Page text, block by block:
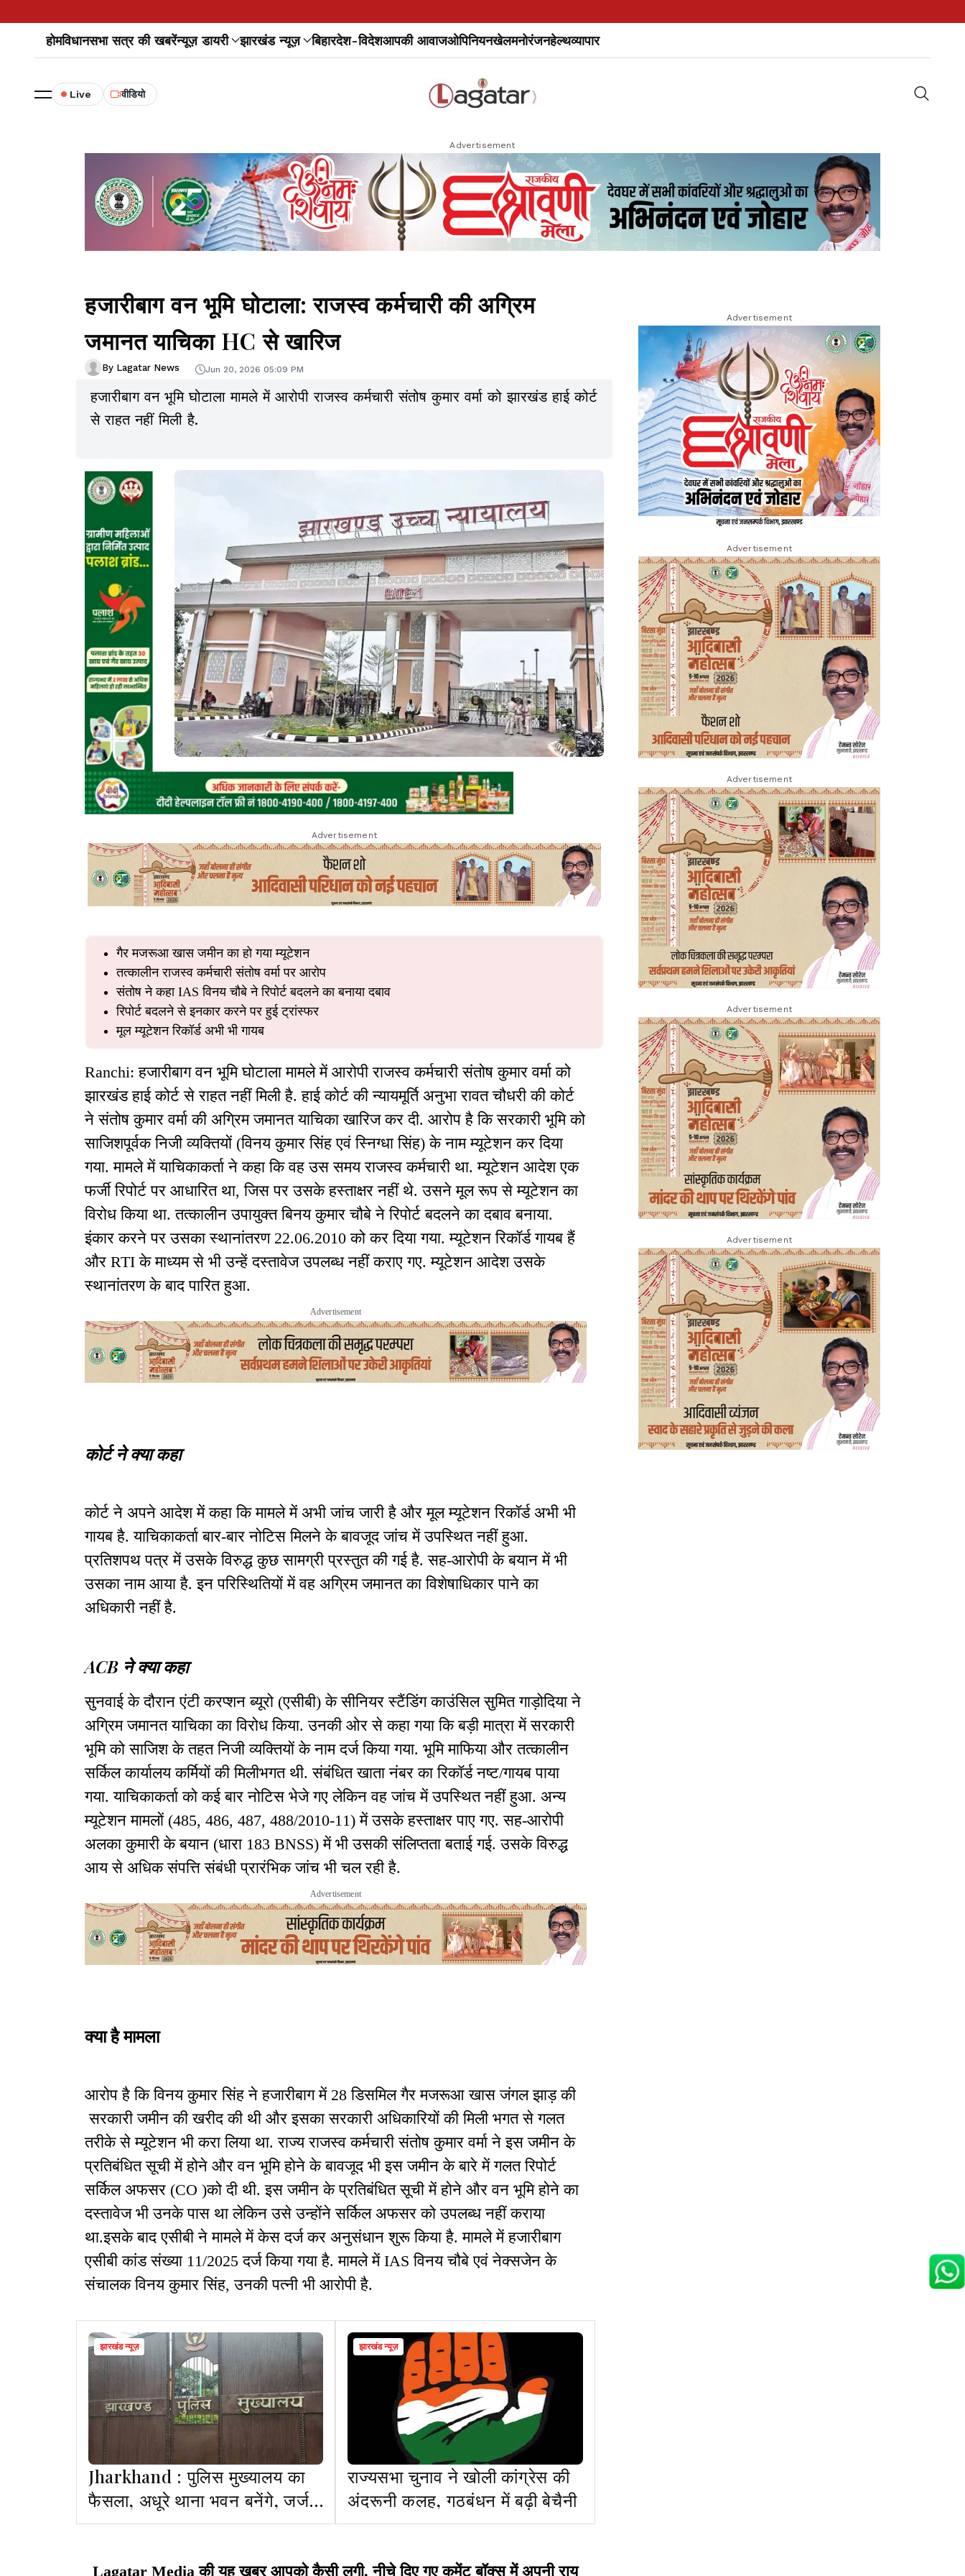
होमविधानसभा सत्र की खबरेंन्यूज़ डायरी झारखंड न्यूज़ बिहारदेश-विदेशआपकी आवाजओपिनियनखेलमनोरंजनहेल्थव्यापार
Live वीडियो
Advertisement
हजारीबाग वन भूमि घोटाला: राजस्व कर्मचारी की अग्रिम
जमानत याचिका HC से खारिज
By Lagatar News Jun 20, 2026 05:09 PM
हजारीबाग वन भूमि घोटाला मामले में आरोपी राजस्व कर्मचारी संतोष कुमार वर्मा को झारखंड हाई कोर्ट
से राहत नहीं मिली है.
Advertisement
गैर मजरूआ खास जमीन का हो गया म्यूटेशन
तत्कालीन राजस्व कर्मचारी संतोष वर्मा पर आरोप
संतोष ने कहा IAS विनय चौबे ने रिपोर्ट बदलने का बनाया दबाव
रिपोर्ट बदलने से इनकार करने पर हुई ट्रांस्फर
मूल म्यूटेशन रिकॉर्ड अभी भी गायब
Ranchi: हजारीबाग वन भूमि घोटाला मामले में आरोपी राजस्व कर्मचारी संतोष कुमार वर्मा को
झारखंड हाई कोर्ट से राहत नहीं मिली है. हाई कोर्ट की न्यायमूर्ति अनुभा रावत चौधरी की कोर्ट
ने संतोष कुमार वर्मा की अग्रिम जमानत याचिका खारिज कर दी. आरोप है कि सरकारी भूमि को
साजिशपूर्वक निजी व्यक्तियों (विनय कुमार सिंह एवं स्निग्धा सिंह) के नाम म्यूटेशन कर दिया
गया. मामले में याचिकाकर्ता ने कहा कि वह उस समय राजस्व कर्मचारी था. म्यूटेशन आदेश एक
फर्जी रिपोर्ट पर आधारित था, जिस पर उसके हस्ताक्षर नहीं थे. उसने मूल रूप से म्यूटेशन का
विरोध किया था. तत्कालीन उपायुक्त बिनय कुमार चौबे ने रिपोर्ट बदलने का दबाव बनाया.
इंकार करने पर उसका स्थानांतरण 22.06.2010 को कर दिया गया. म्यूटेशन रिकॉर्ड गायब हैं
और RTI के माध्यम से भी उन्हें दस्तावेज उपलब्ध नहीं कराए गए. म्यूटेशन आदेश उसके
स्थानांतरण के बाद पारित हुआ.
Advertisement
कोर्ट ने क्या कहा
कोर्ट ने अपने आदेश में कहा कि मामले में अभी जांच जारी है और मूल म्यूटेशन रिकॉर्ड अभी भी
गायब है. याचिकाकर्ता बार-बार नोटिस मिलने के बावजूद जांच में उपस्थित नहीं हुआ.
प्रतिशपथ पत्र में उसके विरुद्ध कुछ सामग्री प्रस्तुत की गई है. सह-आरोपी के बयान में भी
उसका नाम आया है. इन परिस्थितियों में वह अग्रिम जमानत का विशेषाधिकार पाने का
अधिकारी नहीं है.
ACB ने क्या कहा
सुनवाई के दौरान एंटी करप्शन ब्यूरो (एसीबी) के सीनियर स्टैंडिंग काउंसिल सुमित गाड़ोदिया ने
अग्रिम जमानत याचिका का विरोध किया. उनकी ओर से कहा गया कि बड़ी मात्रा में सरकारी
भूमि को साजिश के तहत निजी व्यक्तियों के नाम दर्ज किया गया. भूमि माफिया और तत्कालीन
सर्किल कार्यालय कर्मियों की मिलीभगत थी. संबंधित खाता नंबर का रिकॉर्ड नष्ट/गायब पाया
गया. याचिकाकर्ता को कई बार नोटिस भेजे गए लेकिन वह जांच में उपस्थित नहीं हुआ. अन्य
म्यूटेशन मामलों (485, 486, 487, 488/2010-11) में उसके हस्ताक्षर पाए गए. सह-आरोपी
अलका कुमारी के बयान (धारा 183 BNSS) में भी उसकी संलिप्तता बताई गई. उसके विरुद्ध
आय से अधिक संपत्ति संबंधी प्रारंभिक जांच भी चल रही है.
Advertisement
क्या है मामला
आरोप है कि विनय कुमार सिंह ने हजारीबाग में 28 डिसमिल गैर मजरूआ खास जंगल झाड़ की
सरकारी जमीन की खरीद की थी और इसका सरकारी अधिकारियों की मिली भगत से गलत
तरीके से म्यूटेशन भी करा लिया था. राज्य राजस्व कर्मचारी संतोष कुमार वर्मा ने इस जमीन के
प्रतिबंधित सूची में होने और वन भूमि होने के बावजूद भी इस जमीन के बारे में गलत रिपोर्ट
सर्किल अफसर (CO )को दी थी. इस जमीन के प्रतिबंधित सूची में होने और वन भूमि होने का
दस्तावेज भी उनके पास था लेकिन उसे उन्होंने सर्किल अफसर को उपलब्ध नहीं कराया
था.इसके बाद एसीबी ने मामले में केस दर्ज कर अनुसंधान शुरू किया है. मामले में हजारीबाग
एसीबी कांड संख्या 11/2025 दर्ज किया गया है. मामले में IAS विनय चौबे एवं नेक्सजेन के
संचालक विनय कुमार सिंह, उनकी पत्नी भी आरोपी है.
झारखंड न्यूज़
Jharkhand : पुलिस मुख्यालय का
फैसला, अधूरे थाना भवन बनेंगे, जर्जर
थानों का होगा कायाकल्प
झारखंड न्यूज़
राज्यसभा चुनाव ने खोली कांग्रेस की
अंदरूनी कलह, गठबंधन में बढ़ी बेचैनी
Lagatar Media की यह खबर आपको कैसी लगी. नीचे दिए गए कमेंट बॉक्स में अपनी राय
Advertisement
Advertisement
Advertisement
Advertisement
Advertisement